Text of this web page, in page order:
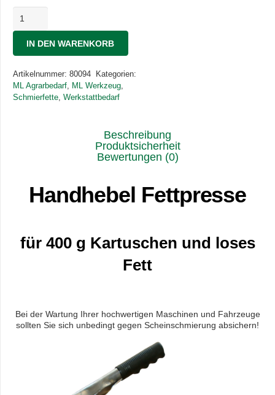
Fettpresse
400g
MengeIN DEN WARENKORB
Artikelnummer: 80094
Kategorien:
ML Agrarbedarf, ML Werkzeug,
Schmierfette, Werkstattbedarf
Beschreibung
Produktsicherheit
Bewertungen (0)
Handhebel Fettpresse
für 400 g Kartuschen und loses
Fett
Bei der Wartung Ihrer hochwertigen Maschinen und Fahrzeuge
sollten Sie sich unbedingt gegen Scheinschmierung absichern!